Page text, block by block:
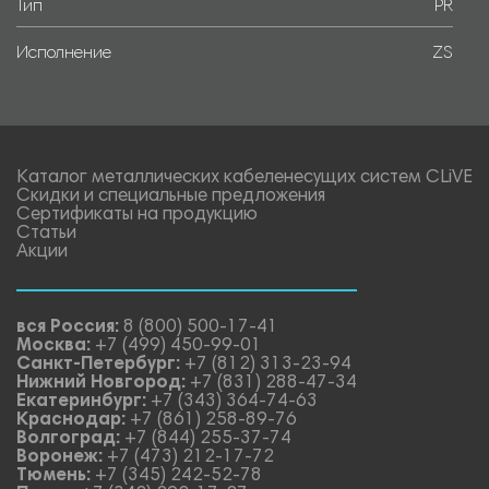
Тип PR
Исполнение ZS
Каталог металлических кабеленесущих систем CLiVE
Скидки и специальные предложения
Сертификаты на продукцию
Статьи
Акции
вся Россия: 8 (800) 500-17-41
Москва: +7 (499) 450-99-01
Санкт-Петербург: +7 (812) 313-23-94
Нижний Новгород: +7 (831) 288-47-34
Екатеринбург: +7 (343) 364-74-63
Краснодар: +7 (861) 258-89-76
Волгоград: +7 (844) 255-37-74
Воронеж: +7 (473) 212-17-72
Тюмень: +7 (345) 242-52-78